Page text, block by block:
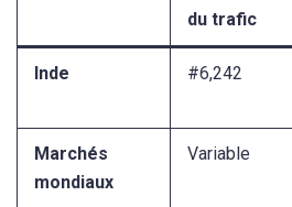
du trafic
Inde #6,242
Marchés
mondiaux
Variable